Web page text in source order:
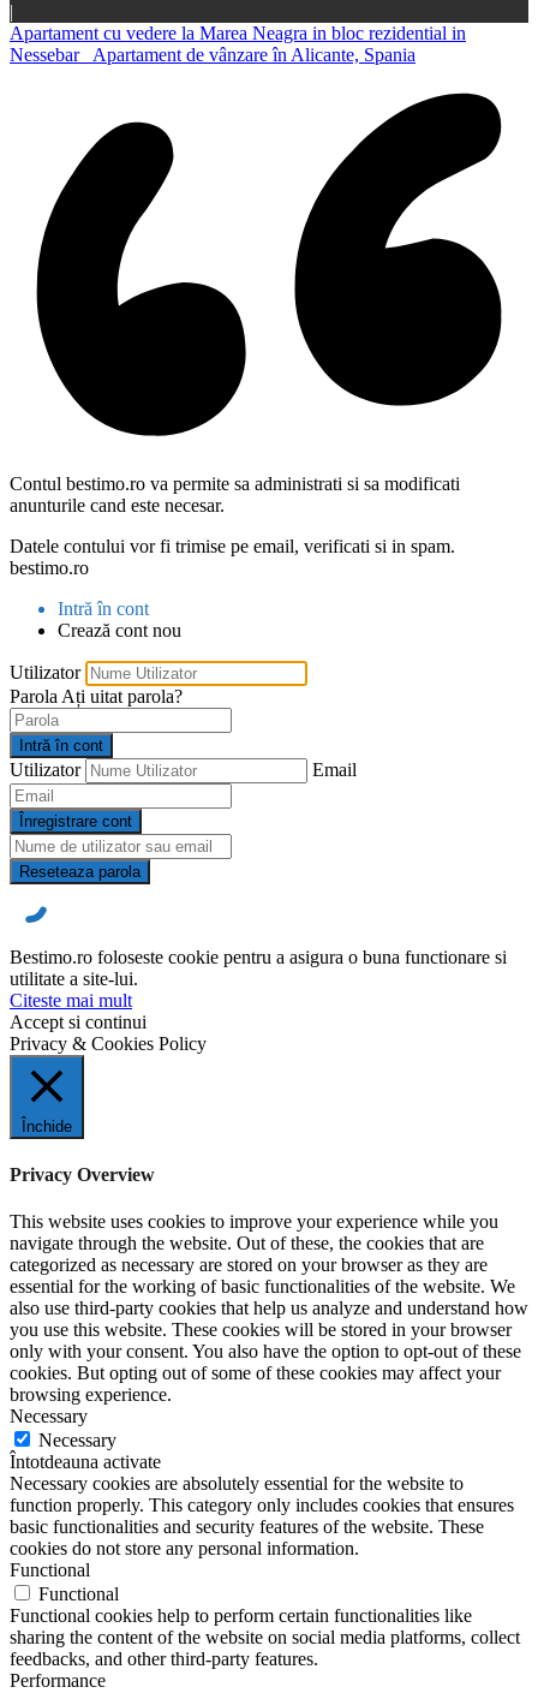
|
Apartament cu vedere la Marea Neagra in bloc rezidential in
Nessebar
Apartament de vânzare în Alicante, Spania
Contul bestimo.ro va permite sa administrati si sa modificati
anunturile cand este necesar.
Datele contului vor fi trimise pe email, verificati si in spam.
bestimo.ro
Intră în cont
Crează cont nou
Utilizator
Parola Ați uitat parola?
Intră în cont
Utilizator Email
Înregistrare cont
Reseteaza parola
Bestimo.ro foloseste cookie pentru a asigura o buna functionare si
utilitate a site-lui.
Citeste mai mult
Accept si continui
Privacy & Cookies Policy
Închide
Privacy Overview
This website uses cookies to improve your experience while you
navigate through the website. Out of these, the cookies that are
categorized as necessary are stored on your browser as they are
essential for the working of basic functionalities of the website. We
also use third-party cookies that help us analyze and understand how
you use this website. These cookies will be stored in your browser
only with your consent. You also have the option to opt-out of these
cookies. But opting out of some of these cookies may affect your
browsing experience.
Necessary
Necessary
Întotdeauna activate
Necessary cookies are absolutely essential for the website to
function properly. This category only includes cookies that ensures
basic functionalities and security features of the website. These
cookies do not store any personal information.
Functional
Functional
Functional cookies help to perform certain functionalities like
sharing the content of the website on social media platforms, collect
feedbacks, and other third-party features.
Performance